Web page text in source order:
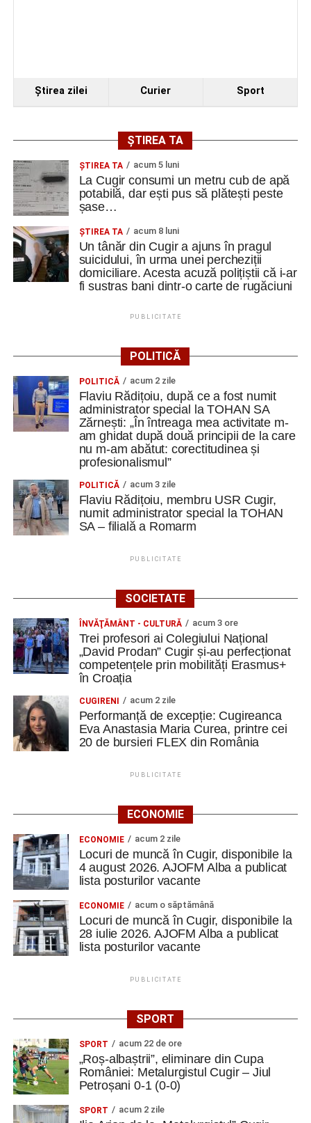
Ştirea zilei Curier Sport
ȘTIREA TA
ȘTIREA TA acum 5 luni
La Cugir consumi un metru cub de apă
potabilă, dar ești pus să plătești peste
șase…
ȘTIREA TA acum 8 luni
Un tânăr din Cugir a ajuns în pragul
suicidului, în urma unei percheziții
domiciliare. Acesta acuză polițiștii că i-ar
fi sustras bani dintr-o carte de rugăciuni
PUBLICITATE
POLITICĂ
POLITICĂ acum 2 zile
Flaviu Rădițoiu, după ce a fost numit
administrator special la TOHAN SA
Zărnești: „În întreaga mea activitate m-
am ghidat după două principii de la care
nu m-am abătut: corectitudinea și
profesionalismul”
POLITICĂ acum 3 zile
Flaviu Rădițoiu, membru USR Cugir,
numit administrator special la TOHAN
SA – filială a Romarm
PUBLICITATE
SOCIETATE
ÎNVĂŢĂMÂNT - CULTURĂ acum 3 ore
Trei profesori ai Colegiului Național
„David Prodan” Cugir și-au perfecționat
competențele prin mobilități Erasmus+
în Croația
CUGIRENI acum 2 zile
Performanță de excepție: Cugireanca
Eva Anastasia Maria Curea, printre cei
20 de bursieri FLEX din România
PUBLICITATE
ECONOMIE
ECONOMIE acum 2 zile
Locuri de muncă în Cugir, disponibile la
4 august 2026. AJOFM Alba a publicat
lista posturilor vacante
ECONOMIE acum o săptămână
Locuri de muncă în Cugir, disponibile la
28 iulie 2026. AJOFM Alba a publicat
lista posturilor vacante
PUBLICITATE
SPORT
SPORT acum 22 de ore
„Roș-albaștrii”, eliminare din Cupa
României: Metalurgistul Cugir – Jiul
Petroșani 0-1 (0-0)
SPORT acum 2 zile